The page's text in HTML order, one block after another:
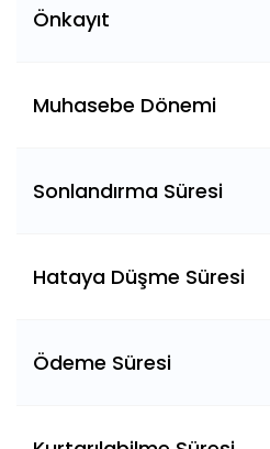
Önkayıt
Muhasebe Dönemi
Sonlandırma Süresi
Hataya Düşme Süresi
Ödeme Süresi